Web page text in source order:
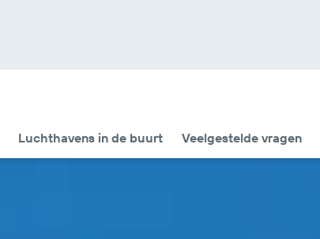
Luchthavens in de buurt Veelgestelde vragen